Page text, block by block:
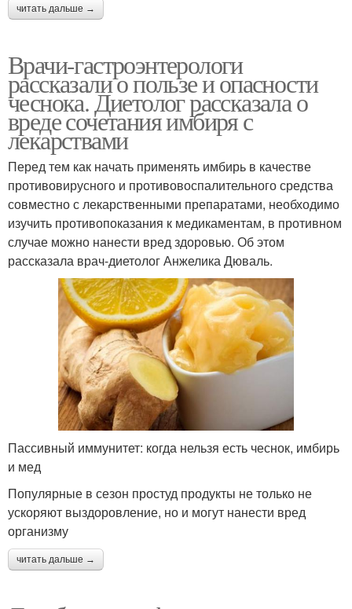
читать дальше →
Врачи-гастроэнтерологи
рассказали о пользе и опасности
чеснока. Диетолог рассказала о
вреде сочетания имбиря с
лекарствами
Перед тем как начать применять имбирь в качестве
противовирусного и противовоспалительного средства
совместно с лекарственными препаратами, необходимо
изучить противопоказания к медикаментам, в противном
случае можно нанести вред здоровью. Об этом
рассказала врач-диетолог Анжелика Дюваль.
Пассивный иммунитет: когда нельзя есть чеснок, имбирь
и мед
Популярные в сезон простуд продукты не только не
ускоряют выздоровление, но и могут нанести вред
организму
читать дальше →